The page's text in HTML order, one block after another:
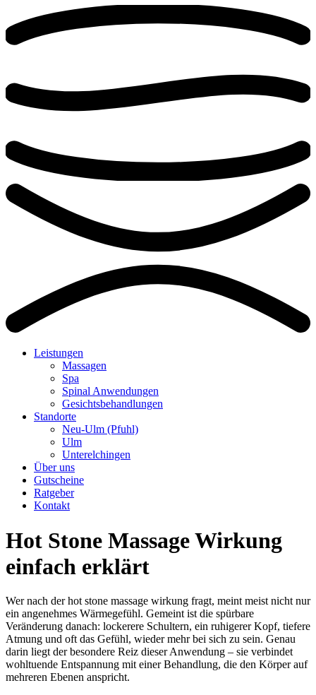
Leistungen
Massagen
Spa
Spinal Anwendungen
Gesichtsbehandlungen
Standorte
Neu-Ulm (Pfuhl)
Ulm
Unterelchingen
Über uns
Gutscheine
Ratgeber
Kontakt
Hot Stone Massage Wirkung
einfach erklärt
Wer nach der hot stone massage wirkung fragt, meint meist nicht nur
ein angenehmes Wärmegefühl. Gemeint ist die spürbare
Veränderung danach: lockerere Schultern, ein ruhigerer Kopf, tiefere
Atmung und oft das Gefühl, wieder mehr bei sich zu sein. Genau
darin liegt der besondere Reiz dieser Anwendung – sie verbindet
wohltuende Entspannung mit einer Behandlung, die den Körper auf
mehreren Ebenen anspricht.